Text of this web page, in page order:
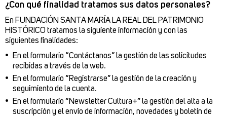
¿Con qué finalidad tratamos sus datos personales?
En FUNDACIÓN SANTA MARÍA LA REAL DEL PATRIMONIO
HISTÓRICO tratamos la siguiente información y con las
siguientes finalidades:
En el formulario “Contáctanos” la gestión de las solicitudes
recibidas a través de la web.
En el formulario “Registrarse” la gestión de la creación y
seguimiento de la cuenta.
En el formulario “Newsletter Cultura+” la gestión del alta a la
suscripción y el envío de información, novedades y boletín de